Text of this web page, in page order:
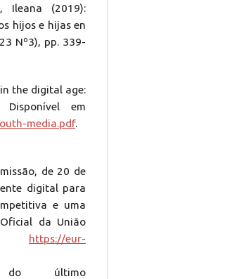
Ileana (2019):
hijos e hijas en
Nº3), pp. 339-
the digital age:
em
media.pdf.
de 20 de
digital para
e uma
da União
https://eur-
último